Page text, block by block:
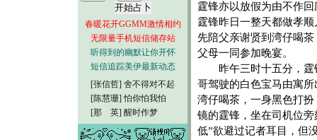
春暖花开GGMM激情相约
无限量手机短信储存站
听得到的幽默让你开怀
短信追踪美伊最新动态
[张信哲] 舍不得对不起
[陈慧珊] 怕你怕我怕
[那 英] 醒时作梦
霆锋亦以放假为由不作
霆锋昨日一整天都做孝
先陪父亲谢贤到湾仔喝
父母一同参加晚宴。
昨午三时十五分，霆
哥驾驶的白色宝马由寓
湾仔喝茶，一身黑色打
镜的霆锋，坐在司机位旁
低”欲避过记者耳目，但